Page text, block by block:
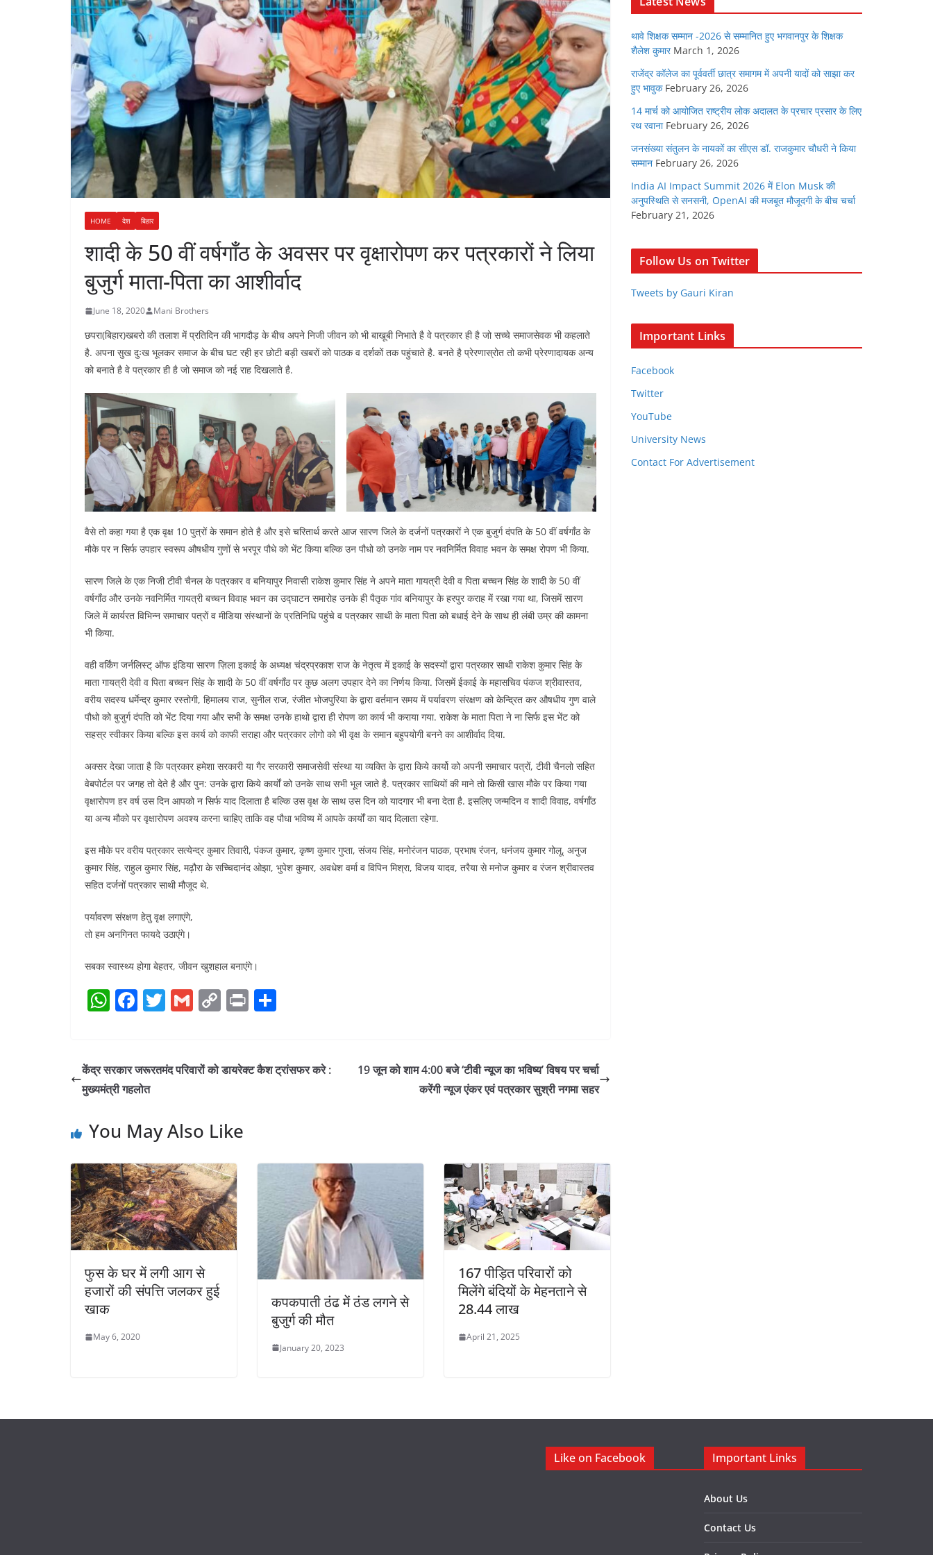
HOME देश बिहार
शादी के 50 वीं वर्षगाँठ के अवसर पर वृक्षारोपण कर पत्रकारों ने लिया
बुजुर्ग माता-पिता का आशीर्वाद
June 18, 2020 Mani Brothers
छपरा(बिहार)खबरो की तलाश में प्रतिदिन की भागदौड़ के बीच अपने निजी जीवन को भी बाखूबी निभाते है वे पत्रकार ही है जो सच्चे समाजसेवक भी कहलाते
है. अपना सुख दुःख भूलकर समाज के बीच घट रही हर छोटी बड़ी खबरों को पाठक व दर्शकों तक पहुंचाते है. बनते है प्रेरणास्रोत तो कभी प्रेरणादायक अन्य
को बनाते है वे पत्रकार ही है जो समाज को नई राह दिखलाते है.
वैसे तो कहा गया है एक वृक्ष 10 पुत्रों के समान होते है और इसे चरितार्थ करते आज सारण जिले के दर्जनों पत्रकारों ने एक बुजुर्ग दंपति के 50 वीं वर्षगाँठ के
मौके पर न सिर्फ उपहार स्वरूप औषधीय गुणों से भरपूर पौधे को भेंट किया बल्कि उन पौधो को उनके नाम पर नवनिर्मित विवाह भवन के समक्ष रोपण भी किया.
सारण जिले के एक निजी टीवी चैनल के पत्रकार व बनियापुर निवासी राकेश कुमार सिंह ने अपने माता गायत्री देवी व पिता बच्चन सिंह के शादी के 50 वीं
वर्षगाँठ और उनके नवनिर्मित गायत्री बच्चन विवाह भवन का उद्घाटन समारोह उनके ही पैतृक गांव बनियापुर के हरपुर कराह में रखा गया था, जिसमें सारण
जिले में कार्यरत विभिन्न समाचार पत्रों व मीडिया संस्थानों के प्रतिनिधि पहुंचे व पत्रकार साथी के माता पिता को बधाई देने के साथ ही लंबी उम्र की कामना
भी किया.
वही वर्किंग जर्नलिस्ट् ऑफ इंडिया सारण ज़िला इकाई के अध्यक्ष चंद्रप्रकाश राज के नेतृत्व में इकाई के सदस्यों द्वारा पत्रकार साथी राकेश कुमार सिंह के
माता गायत्री देवी व पिता बच्चन सिंह के शादी के 50 वीं वर्षगाँठ पर कुछ अलग उपहार देने का निर्णय किया. जिसमें ईकाई के महासचिव पंकज श्रीवास्तव,
वरीय सदस्य धर्मेन्द्र कुमार रस्तोगी, हिमालय राज, सुनील राज, रंजीत भोजपुरिया के द्वारा वर्तमान समय में पर्यावरण संरक्षण को केन्द्रित कर औषधीय गुण वाले
पौधो को बुजुर्ग दंपति को भेंट दिया गया और सभी के समक्ष उनके हाथो द्वारा ही रोपण का कार्य भी कराया गया. राकेश के माता पिता ने ना सिर्फ इस भेंट को
सहस्र स्वीकार किया बल्कि इस कार्य को काफी सराहा और पत्रकार लोगो को भी वृक्ष के समान बहुपयोगी बनने का आशीर्वाद दिया.
अक्सर देखा जाता है कि पत्रकार हमेशा सरकारी या गैर सरकारी समाजसेवी संस्था या व्यक्ति के द्वारा किये कार्यो को अपनी समाचार पत्रों, टीवी चैनलो सहित
वेबपोर्टल पर जगह तो देते है और पुन: उनके द्वारा किये कार्यों को उनके साथ सभी भूल जाते है. पत्रकार साथियों की माने तो किसी खास मौके पर किया गया
वृक्षारोपण हर वर्ष उस दिन आपको न सिर्फ याद दिलाता है बल्कि उस वृक्ष के साथ उस दिन को यादगार भी बना देता है. इसलिए जन्मदिन व शादी विवाह, वर्षगाँठ
या अन्य मौको पर वृक्षारोपण अवश्य करना चाहिए ताकि वह पौधा भविष्य में आपके कार्यों का याद दिलाता रहेगा.
इस मौके पर वरीय पत्रकार सत्येन्द्र कुमार तिवारी, पंकज कुमार, कृष्ण कुमार गुप्ता, संजय सिंह, मनोरंजन पाठक, प्रभाष रंजन, धनंजय कुमार गोलू, अनुज
कुमार सिंह, राहुल कुमार सिंह, मढ़ौरा के सच्चिदानंद ओझा, भुपेश कुमार, अवधेश वर्मा व विपिन मिश्रा, विजय यादव, तरैया से मनोज कुमार व रंजन श्रीवास्तव
सहित दर्जनों पत्रकार साथी मौजूद थे.
पर्यावरण संरक्षण हेतु वृक्ष लगाएंगे,
तो हम अनगिनत फायदे उठाएंगे।
सबका स्वास्थ्य होगा बेहतर, जीवन खुशहाल बनाएंगे।
W
s
A
p
F
e
b
o
T
er
G
l
C
y
k
Pr
e
केंद्र सरकार जरूरतमंद परिवारों को डायरेक्ट कैश ट्रांसफर करे :
मुख्यमंत्री गहलोत
19 जून को शाम 4:00 बजे ‘टीवी न्यूज का भविष्य’ विषय पर चर्चा
करेंगी न्यूज एंकर एवं पत्रकार सुश्री नगमा सहर
You May Also Like
फुस के घर में लगी आग से
हजारों की संपत्ति जलकर हुई
खाक
May 6, 2020
कपकपाती ठंढ में ठंड लगने से
बुजुर्ग की मौत
January 20, 2023
167 पीड़ित परिवारों को
मिलेंगे बंदियों के मेहनताने से
28.44 लाख
April 21, 2025
थावे शिक्षक सम्मान -2026 से सम्मानित हुए भगवानपुर के शिक्षक
शैलेश कुमार March 1, 2026
राजेंद्र कॉलेज का पूर्ववर्ती छात्र समागम में अपनी यादों को साझा कर
हुए भावुक February 26, 2026
14 मार्च को आयोजित राष्ट्रीय लोक अदालत के प्रचार प्रसार के लिए
रथ रवाना February 26, 2026
जनसंख्या संतुलन के नायकों का सीएस डॉ. राजकुमार चौधरी ने किया
सम्मान February 26, 2026
India AI Impact Summit 2026 में Elon Musk की
अनुपस्थिति से सनसनी, OpenAI की मजबूत मौजूदगी के बीच चर्चा
February 21, 2026
Follow Us on Twitter
Tweets by Gauri Kiran
Important Links
Facebook
Twitter
YouTube
University News
Contact For Advertisement
Like on Facebook Important Links
About Us
Contact Us